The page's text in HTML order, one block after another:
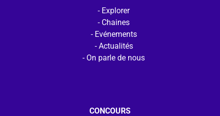
Explorer
Chaines
Evénements
Actualités
On parle de nous
CONCOURS